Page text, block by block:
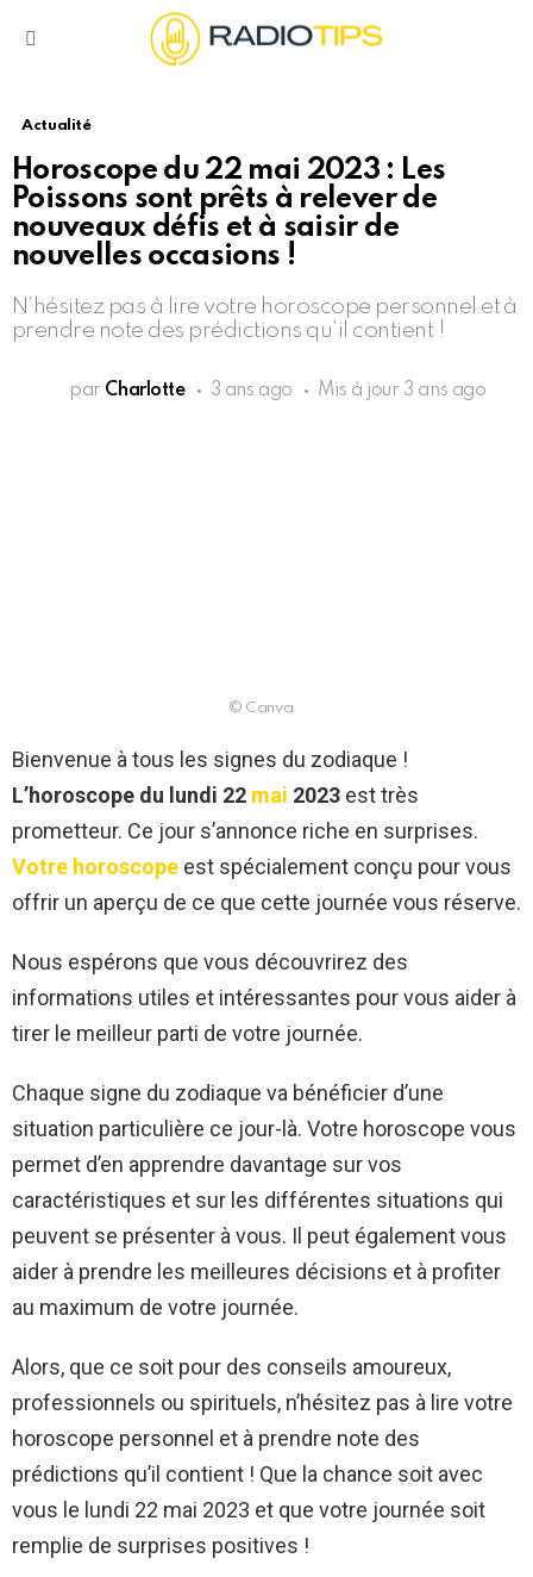
Actualité
Horoscope du 22 mai 2023 : Les
Poissons sont prêts à relever de
nouveaux défis et à saisir de
nouvelles occasions !
N’hésitez pas à lire votre horoscope personnel et à
prendre note des prédictions qu’il contient !
par Charlotte 3 ans ago Mis à jour 3 ans ago
© Canva
Bienvenue à tous les signes du zodiaque !
L’horoscope du lundi 22 mai 2023 est très
prometteur. Ce jour s’annonce riche en surprises.
Votre horoscope est spécialement conçu pour vous
offrir un aperçu de ce que cette journée vous réserve.
Nous espérons que vous découvrirez des
informations utiles et intéressantes pour vous aider à
tirer le meilleur parti de votre journée.
Chaque signe du zodiaque va bénéficier d’une
situation particulière ce jour-là. Votre horoscope vous
permet d’en apprendre davantage sur vos
caractéristiques et sur les différentes situations qui
peuvent se présenter à vous. Il peut également vous
aider à prendre les meilleures décisions et à profiter
au maximum de votre journée.
Alors, que ce soit pour des conseils amoureux,
professionnels ou spirituels, n’hésitez pas à lire votre
horoscope personnel et à prendre note des
prédictions qu’il contient ! Que la chance soit avec
vous le lundi 22 mai 2023 et que votre journée soit
remplie de surprises positives !